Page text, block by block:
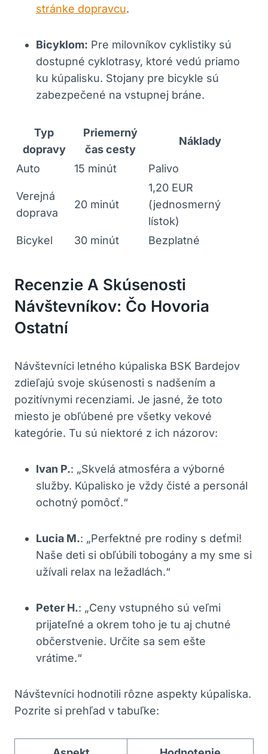
stránke dopravcu.
Bicyklom: Pre milovníkov cyklistiky sú
dostupné cyklotrasy, ktoré vedú priamo
ku kúpalisku. Stojany pre bicykle sú
zabezpečené na vstupnej bráne.
Typ
dopravy
Priemerný
čas cesty
Náklady
Auto 15 minút Palivo
Verejná
doprava
20 minút
1,20 EUR
(jednosmerný
lístok)
Bicykel
30 minút Bezplatné
Recenzie A Skúsenosti
Návštevníkov: Čo Hovoria
Ostatní
Návštevníci letného kúpaliska BSK Bardejov
zdieľajú svoje skúsenosti s nadšením a
pozitívnymi recenziami. Je jasné, že toto
miesto je obľúbené pre všetky vekové
kategórie. Tu sú niektoré z ich názorov:
Ivan P.: „Skvelá atmosféra a výborné
služby. Kúpalisko je vždy čisté a personál
ochotný pomôcť.“
Lucia M.: „Perfektné pre rodiny s deťmi!
Naše deti si obľúbili tobogány a my sme si
užívali relax na ležadlách.“
Peter H.: „Ceny vstupného sú veľmi
prijateľné a okrem toho je tu aj chutné
občerstvenie. Určite sa sem ešte
vrátime.“
Návštevníci hodnotili rôzne aspekty kúpaliska.
Pozrite si prehľad v tabuľke: